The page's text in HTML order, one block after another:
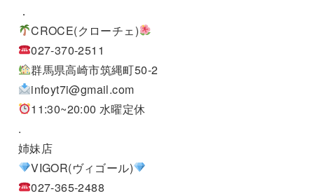
．
CROCE(クローチェ)
027-370-2511
群馬県高崎市筑縄町50-2
infoyt7i@gmail.com
11:30~20:00 水曜定休
.
姉妹店
VIGOR(ヴィゴール)
027-365-2488